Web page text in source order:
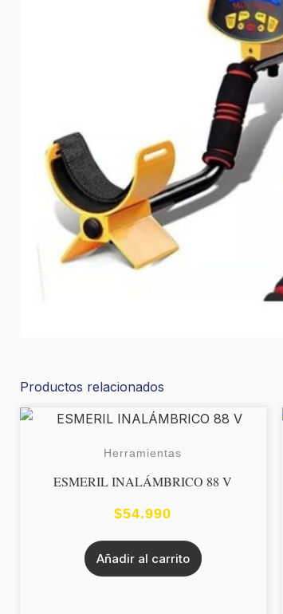
Productos relacionados
Herramientas
ESMERIL INALÁMBRICO 88 V
$54.990
Añadir al carrito